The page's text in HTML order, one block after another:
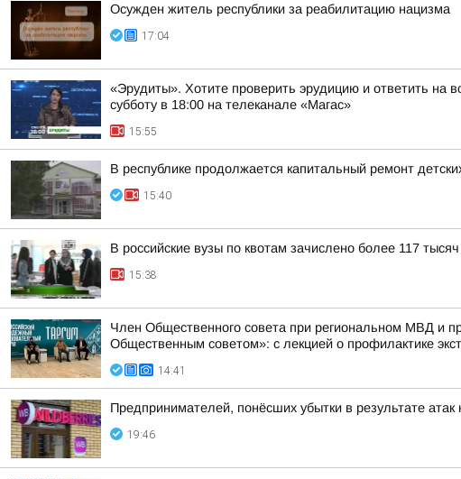
Осужден житель республики за реабилитацию нацизма
17:04
«Эрудиты». Хотите проверить эрудицию и ответить на
субботу в 18:00 на телеканале «Магас»
15:55
В республике продолжается капитальный ремонт
15:40
В российские вузы по квотам зачислено более 117
15:38
Член Общественного совета при региональном МВД и
Общественным советом»: с лекцией о профилактике
14:41
Предпринимателей, понёсших убытки в результате
19:46